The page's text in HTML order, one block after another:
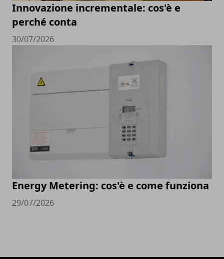
Innovazione incrementale: cos'è e
perché conta
30/07/2026
Energy Metering: cos'è e come funziona
29/07/2026